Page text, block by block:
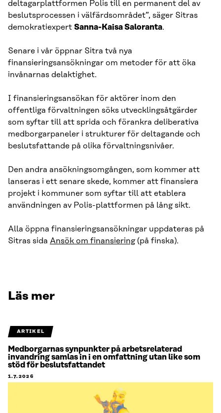
deltagarplattformen Polis till en permanent del av
beslutsprocessen i välfärdsområdet”, säger Sitras
demokratiexpert Sanna-Kaisa Saloranta.
Senare i vår öppnar Sitra två nya
finansieringsansökningar om metoder för att öka
invånarnas delaktighet.
I finansieringsansökan för aktörer inom den
offentliga förvaltningen söks utvecklingsåtgärder
som syftar till att sprida och förankra deliberativa
medborgarpaneler i strukturer för deltagande och
beslutsfattande på olika förvaltningsnivåer.
Den andra ansökningsomgången, som kommer att
lanseras i ett senare skede, kommer att finansiera
projekt i kommuner som syftar till att etablera
användningen av Polis-plattformen på lång sikt.
Alla öppna finansieringsansökningar uppdateras på
Sitras sida Ansök om finansiering(på finska).
Läs mer
ARTIKEL
Medborgarnas synpunkter på arbetsrelaterad
invandring samlas in i en omfattning utan like som
stöd för beslutsfattandet
1.7.2026